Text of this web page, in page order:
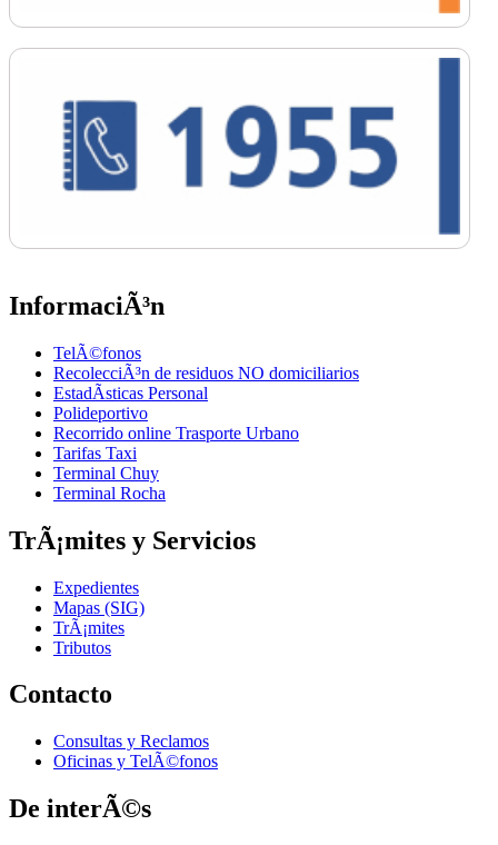
InformaciÃ³n
TelÃ©fonos
RecolecciÃ³n de residuos NO domiciliarios
EstadÃ­sticas Personal
Polideportivo
Recorrido online Trasporte Urbano
Tarifas Taxi
Terminal Chuy
Terminal Rocha
TrÃ¡mites y Servicios
Expedientes
Mapas (SIG)
TrÃ¡mites
Tributos
Contacto
Consultas y Reclamos
Oficinas y TelÃ©fonos
De interÃ©s